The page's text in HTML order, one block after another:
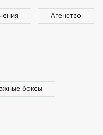
Агенство
боксы